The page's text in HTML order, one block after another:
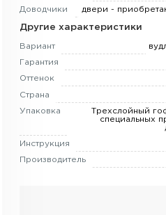
Доводчики двери -
Другие характеристики
Вариант
Гарантия
Оттенок
Страна
Упаковка
Трехслойный
специальных
Инструкция
Производитель